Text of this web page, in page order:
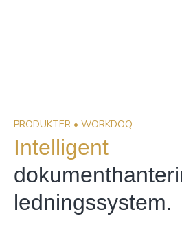
PRODUKTER • WORKDOQ
Intelligent
ledningssystem.